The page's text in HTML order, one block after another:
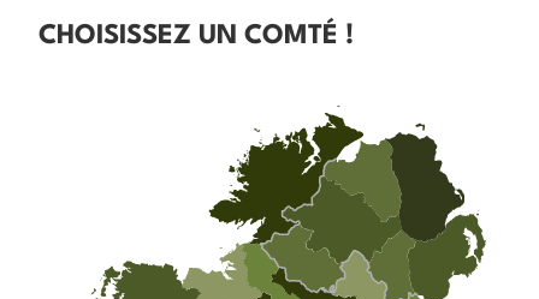
CHOISISSEZ UN COMTÉ !